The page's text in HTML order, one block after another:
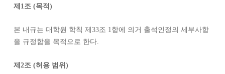
제 1조(목적)
본 내규는 대학원 학칙 제33조 1항에 의거 출석인정의 세부사항
을 규정함을 목적으로 한다.
제2조(허용 범위)